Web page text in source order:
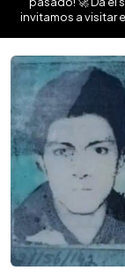
invitamos a visitar